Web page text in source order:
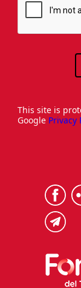
This site is
Google Privacy